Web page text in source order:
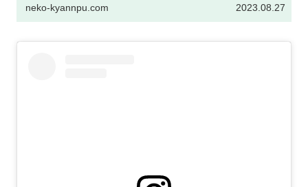
neko-kyannpu.com 2023.08.27